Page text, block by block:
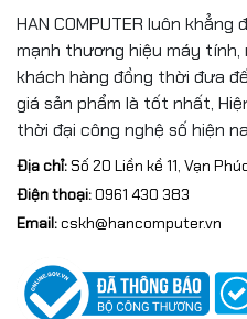
HAN COMPUTER luôn
mạnh thương hiệu máy tính,
khách hàng đồng thời đưa
giá sản phẩm là tốt nhất,
thời đại công nghệ số hiện
Địa chỉ:Số 20 Liền kề 11, Vạn
Điện thoại:0961 430 383
Email:cskh@hancomputer.vn